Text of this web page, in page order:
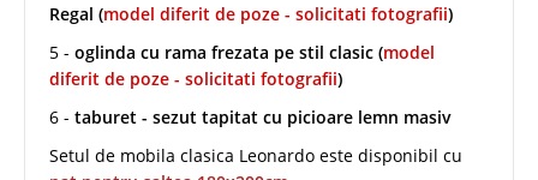
Regal (model diferit de poze - solicitati fotografii)
5 - oglinda cu rama frezata pe stil clasic (model
diferit de poze - solicitati fotografii)
6 - taburet - sezut tapitat cu picioare lemn masiv
Setul de mobila clasica Leonardo este disponibil cu